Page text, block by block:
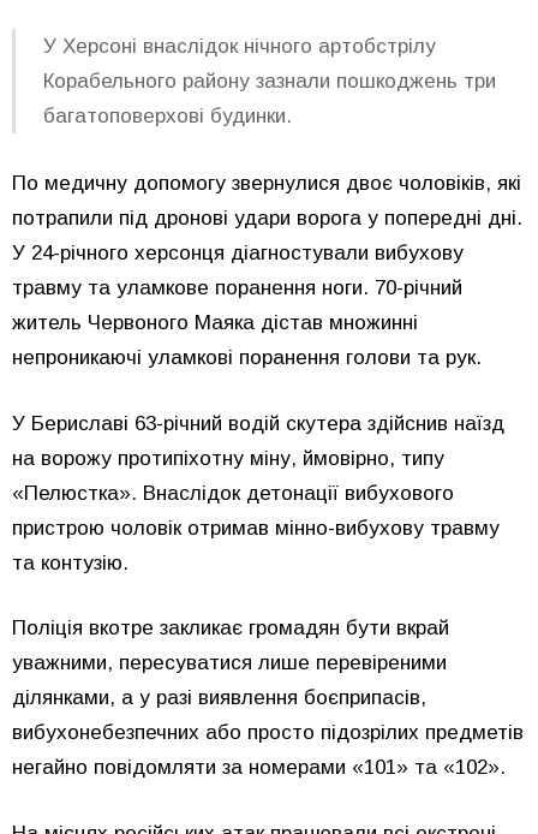
У Херсоні внаслідок нічного артобстрілу
Корабельного району зазнали пошкоджень три
багатоповерхові будинки.
По медичну допомогу звернулися двоє чоловіків, які
потрапили під дронові удари ворога у попередні дні.
У 24-річного херсонця діагностували вибухову
травму та уламкове поранення ноги. 70-річний
житель Червоного Маяка дістав множинні
непроникаючі уламкові поранення голови та рук.
У Бериславі 63-річний водій скутера здійснив наїзд
на ворожу протипіхотну міну, ймовірно, типу
«Пелюстка». Внаслідок детонації вибухового
пристрою чоловік отримав мінно-вибухову травму
та контузію.
Поліція вкотре закликає громадян бути вкрай
уважними, пересуватися лише перевіреними
ділянками, а у разі виявлення боєприпасів,
вибухонебезпечних або просто підозрілих предметів
негайно повідомляти за номерами «101» та «102».